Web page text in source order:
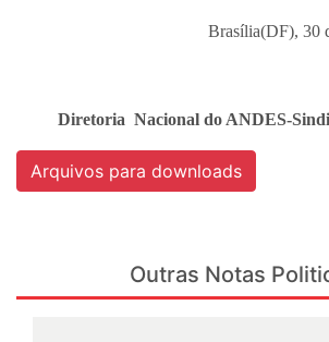
Brasília(DF), 30
Diretoria Nacional do ANDES-
Arquivos para downloads
Outras Notas